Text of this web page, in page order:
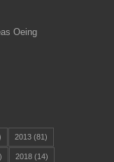
Oeing
2013(81)
2018(14)